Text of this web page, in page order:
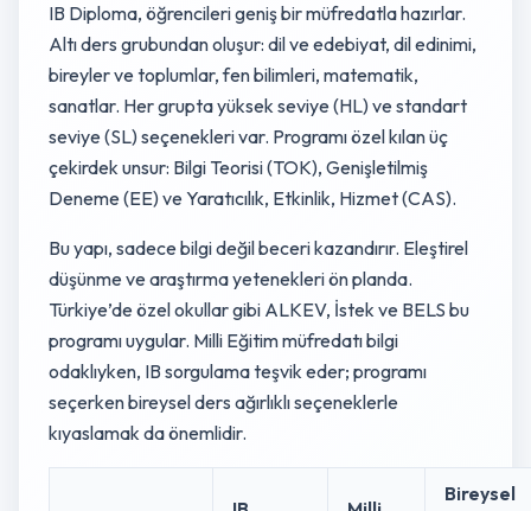
IB Diploma, öğrencileri geniş bir müfredatla hazırlar.
Altı ders grubundan oluşur: dil ve edebiyat, dil edinimi,
bireyler ve toplumlar, fen bilimleri, matematik,
sanatlar. Her grupta yüksek seviye (HL) ve standart
seviye (SL) seçenekleri var. Programı özel kılan üç
çekirdek unsur: Bilgi Teorisi (TOK), Genişletilmiş
Deneme (EE) ve Yaratıcılık, Etkinlik, Hizmet (CAS).
Bu yapı, sadece bilgi değil beceri kazandırır. Eleştirel
düşünme ve araştırma yetenekleri ön planda.
Türkiye’de özel okullar gibi ALKEV, İstek ve BELS bu
programı uygular. Milli Eğitim müfredatı bilgi
odaklıyken, IB sorgulama teşvik eder; programı
seçerken bireysel ders ağırlıklı seçeneklerle
kıyaslamak da önemlidir.
Bireysel